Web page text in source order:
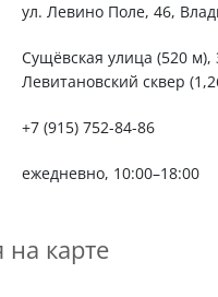
ул. Левино Поле, 46,
Сущёвская улица (520 м),
Левитановский сквер
+7 (915) 752-84-86
ежедневно, 10:00–18:00
карте